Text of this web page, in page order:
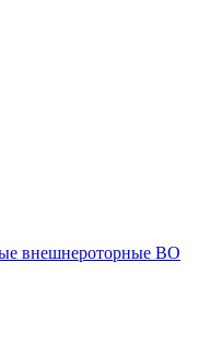
внешнероторные ВО